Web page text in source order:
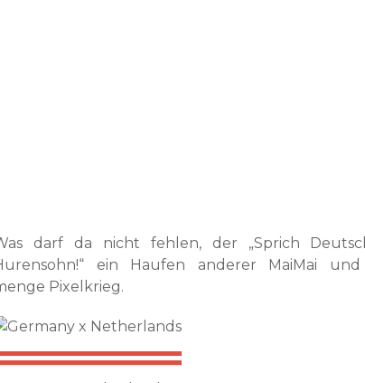
darf da nicht fehlen, der „Sprich
ein Haufen anderer MaiMai
Pixelkrieg.